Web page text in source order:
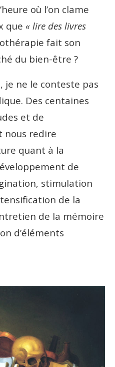
où l’on clame
que « lire des livres
fait son
du bien-être ?
, je ne le conteste pas
Des centaines
et de
nous redire
quant à la
de
stimulation
de la
de la mémoire
d’éléments